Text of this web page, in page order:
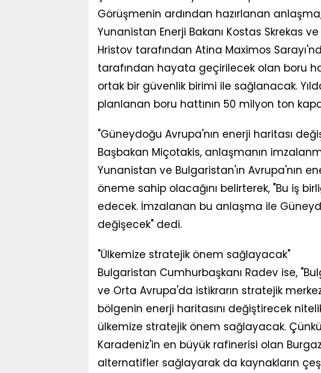
Görüşmenin ardından hazırlanan
Yunanistan Enerji Bakanı Kostas Skrekas
Hristov tarafından Atina Maximos
tarafından hayata geçirilecek olan boru
ortak bir güvenlik birimi ile sağlanacak.
planlanan boru hattının 50 milyon ton
"Güneydoğu Avrupa'nın enerji haritası
Başbakan Miçotakis, anlaşmanın
Yunanistan ve Bulgaristan'ın Avrupa'nın
öneme sahip olacağını belirterek, "Bu iş
edecek. İmzalanan bu anlaşma ile
değişecek" dedi.
"Ülkemize stratejik önem sağlayacak"
Bulgaristan Cumhurbaşkanı Radev ise,
ve Orta Avrupa'da istikrarın stratejik
bölgenin enerji haritasını değiştirecek
ülkemize stratejik önem sağlayacak.
Karadeniz'in en büyük rafinerisi olan
alternatifler sağlayarak da kaynakların